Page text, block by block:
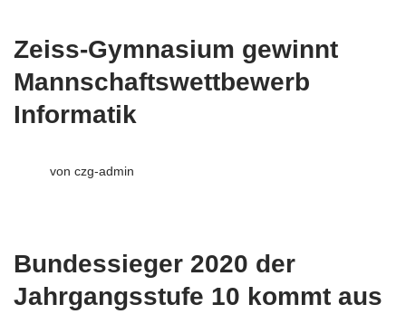
Zeiss-Gymnasium gewinnt
Mannschaftswettbewerb
Informatik
von czg-admin
Bundessieger 2020 der
Jahrgangsstufe 10 kommt aus